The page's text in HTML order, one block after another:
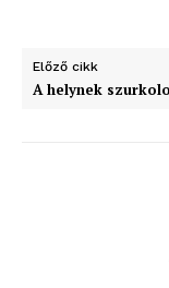
bSZ fiók
Előző cikk
A helynek